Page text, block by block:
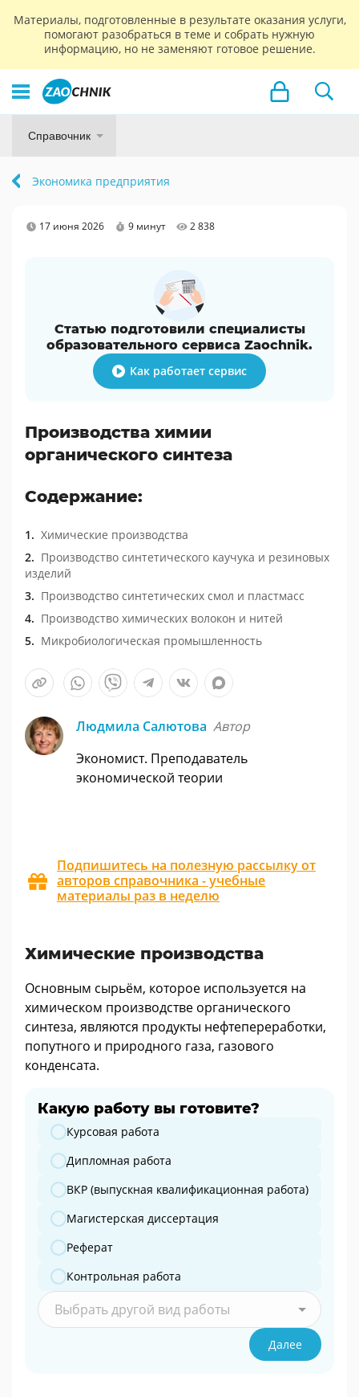
Материалы, подготовленные в результате оказания услуги,
помогают разобраться в теме и собрать нужную
информацию, но не заменяют готовое решение.
Справочник
Экономика предприятия
17 июня 2026 9 минут 2 838
Статью подготовили специалисты
образовательного сервиса Zaochnik.
Как работает сервис
Производства химии
органического синтеза
Содержание:
Химические производства
Производство синтетического каучука и резиновых
изделий
Производство синтетических смол и пластмасс
Производство химических волокон и нитей
Микробиологическая промышленность
Людмила Салютова Автор
Экономист. Преподаватель
экономической теории
Подпишитесь на полезную рассылку от
авторов справочника - учебные
материалы раз в неделю
Химические производства
Основным сырьём, которое используется на
химическом производстве органического
синтеза, являются продукты нефтепереработки,
попутного и природного газа, газового
конденсата.
Какую работу вы готовите?
Какую работу вы готовите?
Курсовая работа
Дипломная работа
ВКР (выпускная квалификационная работа)
Магистерская диссертация
Реферат
Контрольная работа
Выбрать другой вид работы
Далее